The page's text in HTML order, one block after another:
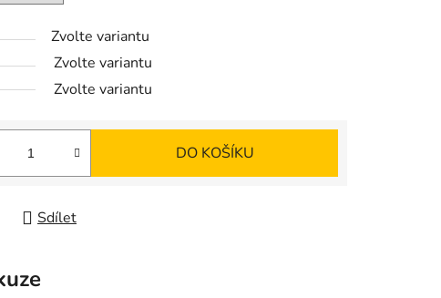
Zvolte variantu
Zvolte variantu
Zvolte variantu
DO KOŠÍKU
Sdílet